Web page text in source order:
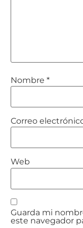
Nombre *
Correo
Web
Guarda mi
este navegador